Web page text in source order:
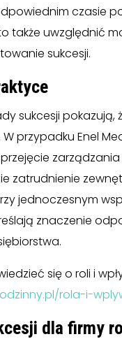
czasie
także uwzględnić
sukcesji.
sukcesji
przypadku Enel
przejęcie
zatrudnienie
jednoczesnym
znaczenie
się o roli i
rola-i-
dla firmy